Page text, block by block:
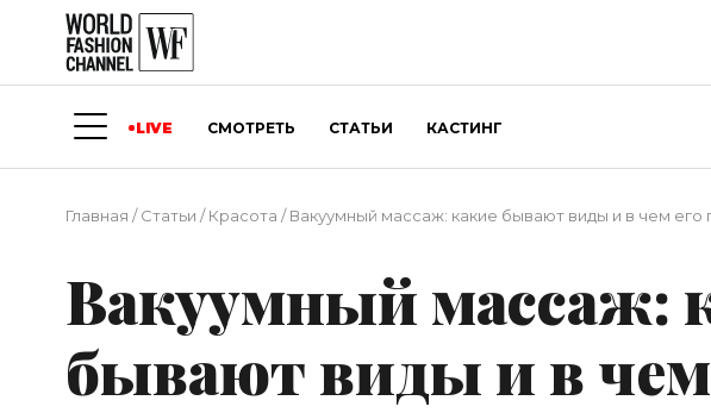
LIVE СМОТРЕТЬ СТАТЬИ КАСТИНГ
Главная /Статьи /Красота /Вакуумный массаж: какие бывают виды и в чем его
Вакуумный массаж:
бывают виды и в чем